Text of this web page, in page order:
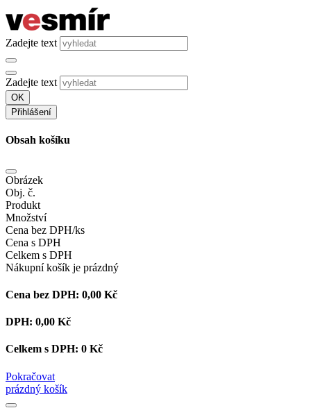
Zadejte text
Zadejte text
OK
Přihlášení
Obsah košíku
Obrázek
Obj. č.
Produkt
Množství
Cena bez DPH/ks
Cena s DPH
Celkem s DPH
Nákupní košík je prázdný
Cena bez DPH: 0,00 Kč
DPH: 0,00 Kč
Celkem s DPH: 0 Kč
Pokračovat
prázdný košík